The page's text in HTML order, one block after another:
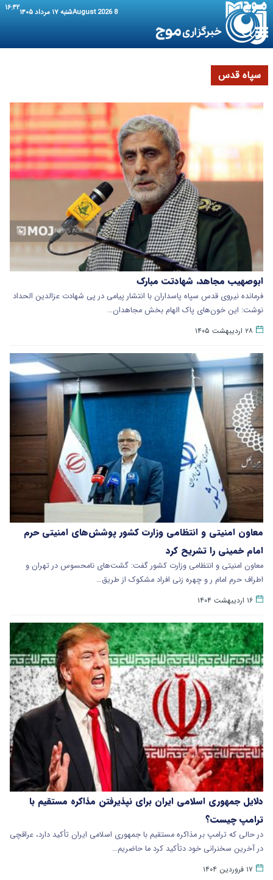
8 August 2026 شنبه ۱۷ مرداد ۱۴۰۵ ۱۶:۴۲
سپاه قدس
ابوصهیب مجاهد، شهادتت مبارک
فرمانده نیروی قدس سپاه پاسداران با انتشار پیامی در پی شهادت عزالدین الحداد
نوشت: این خون‌های پاک الهام بخش مجاهدان…
۲۸ اردیبهشت ۱۴۰۵
معاون امنیتی و انتظامی وزارت کشور پوشش‌های امنیتی حرم
امام خمینی را تشریح کرد
معاون امنیتی و انتظامی وزارت کشور گفت: گشت‌های نامحسوس در تهران و
اطراف حرم امام ر و چهره زنی افراد مشکوک از طریق…
۱۶ اردیبهشت ۱۴۰۴
دلایل جمهوری اسلامی ایران برای نپذیرفتن مذاکره مستقیم با
ترامپ چیست؟
در حالی که ترامپ بر مذاکره مستقیم با جمهوری اسلامی ایران تأکید دارد، عراقچی
در آخرین سخنرانی خود دتأکید کرد ما حاضریم…
۱۷ فروردین ۱۴۰۴